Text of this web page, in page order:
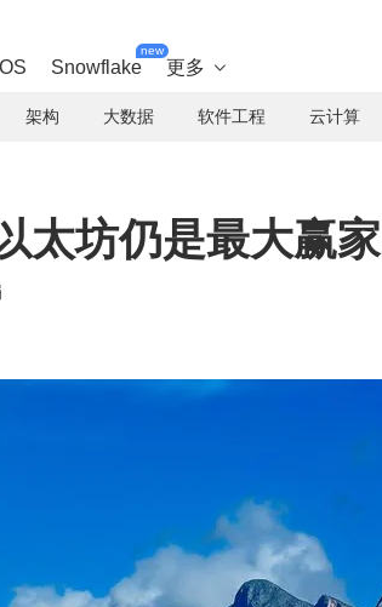
Snowflake
new
更多 
架构 大数据 软件工程 云计算
太坊仍是最大赢家